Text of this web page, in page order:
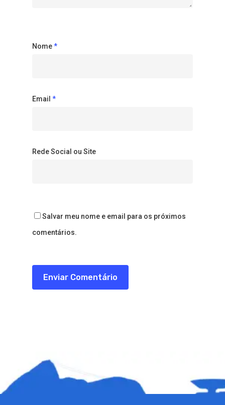
Nome*
Email *
Rede Social ou Site
Salvar meu nome e email para os próximos
comentários.